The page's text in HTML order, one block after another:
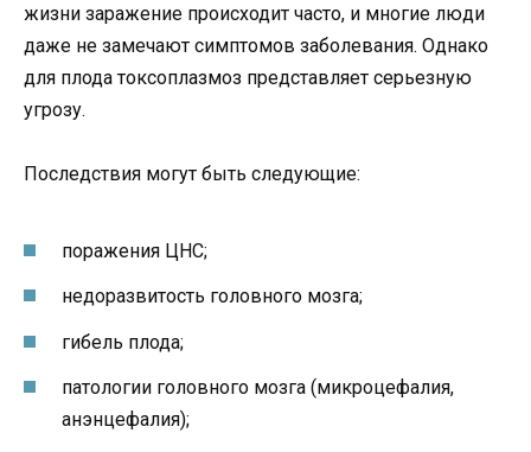
жизни заражение происходит часто, и многие люди
даже не замечают симптомов заболевания. Однако
для плода токсоплазмоз представляет серьезную
угрозу.
Последствия могут быть следующие:
поражения ЦНС;
недоразвитость головного мозга;
гибель плода;
патологии головного мозга (микроцефалия,
анэнцефалия);